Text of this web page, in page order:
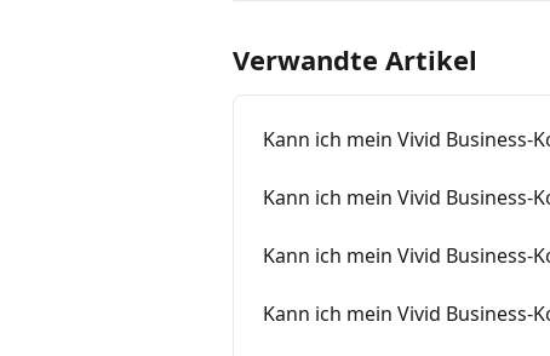
Verwandte Artikel
Kann ich mein Vivid
Kann ich mein Vivid
Kann ich mein Vivid
Kann ich mein Vivid